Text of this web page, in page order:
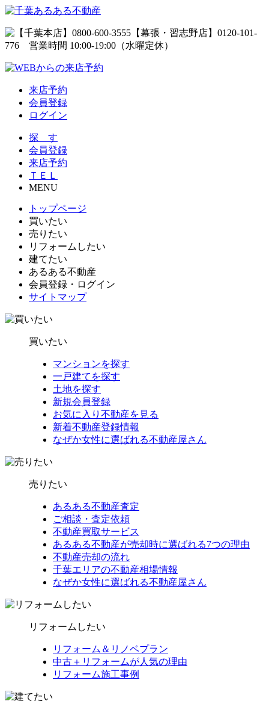
来店予約
会員登録
ログイン
探 す
会員登録
来店予約
ＴＥＬ
MENU
トップページ
買いたい
売りたい
リフォームしたい
建てたい
あるある不動産
会員登録・ログイン
サイトマップ
買いたい
マンションを探す
一戸建てを探す
土地を探す
新規会員登録
お気に入り不動産を見る
新着不動産登録情報
なぜか女性に選ばれる不動産屋さん
売りたい
あるある不動産査定
ご相談・査定依頼
不動産買取サービス
あるある不動産が売却時に選ばれる7つの理由
不動産売却の流れ
千葉エリアの不動産相場情報
なぜか女性に選ばれる不動産屋さん
リフォームしたい
リフォーム＆リノベプラン
中古＋リフォームが人気の理由
リフォーム施工事例